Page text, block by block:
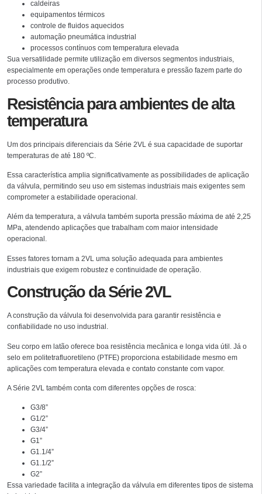
caldeiras
equipamentos térmicos
controle de fluidos aquecidos
automação pneumática industrial
processos contínuos com temperatura elevada
Sua versatilidade permite utilização em diversos segmentos industriais,
especialmente em operações onde temperatura e pressão fazem parte do
processo produtivo.
Resistência para ambientes de alta
temperatura
Um dos principais diferenciais da Série 2VL é sua capacidade de suportar
temperaturas de até 180 ºC.
Essa característica amplia significativamente as possibilidades de aplicação
da válvula, permitindo seu uso em sistemas industriais mais exigentes sem
comprometer a estabilidade operacional.
Além da temperatura, a válvula também suporta pressão máxima de até 2,25
MPa, atendendo aplicações que trabalham com maior intensidade
operacional.
Esses fatores tornam a 2VL uma solução adequada para ambientes
industriais que exigem robustez e continuidade de operação.
Construção da Série 2VL
A construção da válvula foi desenvolvida para garantir resistência e
confiabilidade no uso industrial.
Seu corpo em latão oferece boa resistência mecânica e longa vida útil. Já o
selo em politetrafluoretileno (PTFE) proporciona estabilidade mesmo em
aplicações com temperatura elevada e contato constante com vapor.
A Série 2VL também conta com diferentes opções de rosca:
G3/8”
G1/2”
G3/4”
G1”
G1.1/4”
G1.1/2”
G2”
Essa variedade facilita a integração da válvula em diferentes tipos de sistema